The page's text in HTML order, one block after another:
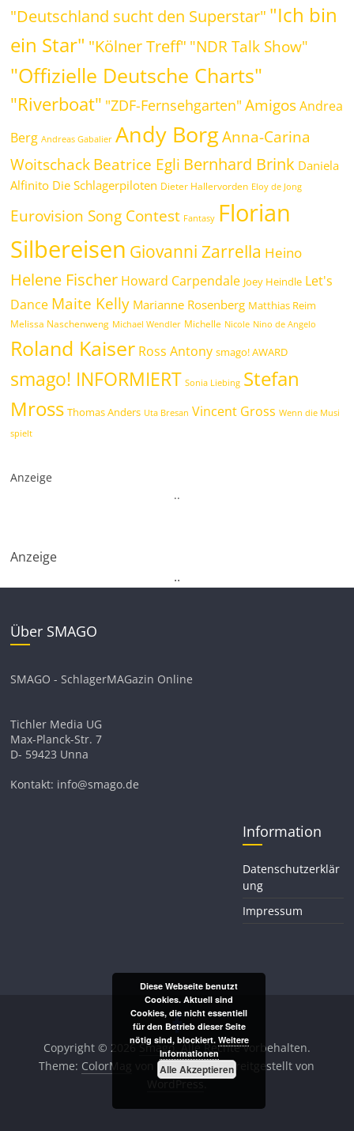
"Deutschland sucht den Superstar" "Ich bin
ein Star" "Kölner Treff" "NDR Talk Show"
"Offizielle Deutsche Charts"
"Riverboat" "ZDF-Fernsehgarten" Amigos Andrea
Berg Andreas Gabalier Andy Borg Anna-Carina
WoitschackBeatrice Egli Bernhard Brink Daniela
Alfinito Die Schlagerpiloten Dieter Hallervorden Eloy de Jong
Eurovision Song Contest Fantasy Florian
Silbereisen Giovanni Zarrella Heino
Helene Fischer Howard Carpendale Joey Heindle Let's
Dance Maite Kelly Marianne Rosenberg Matthias Reim
Melissa Naschenweng Michael Wendler Michelle Nicole Nino de Angelo
Roland Kaiser Ross Antony smago! AWARD
smago! INFORMIERT Sonia Liebing Stefan
Mross Thomas Anders Uta Bresan Vincent Gross Wenn die Musi
spielt
Anzeige
..
Anzeige
..
Über SMAGO
SMAGO - SchlagerMAGazin Online
Tichler Media UG
Max-Planck-Str. 7
D- 59423 Unna
Kontakt: info@smago.de
Information
Datenschutzerklär
ung
Impressum
Copyright © 2026Smago. Alle Rechte vorbehalten.
Theme: ColorMag
von ThemeGrill. Bereitgestellt von
WordPress.
Diese Webseite benutzt
Cookies. Aktuell sind
Cookies, die nicht essentiell
für den Betrieb dieser Seite
nötig sind, blockiert. Weitere
Informationen
Alle Akzeptieren